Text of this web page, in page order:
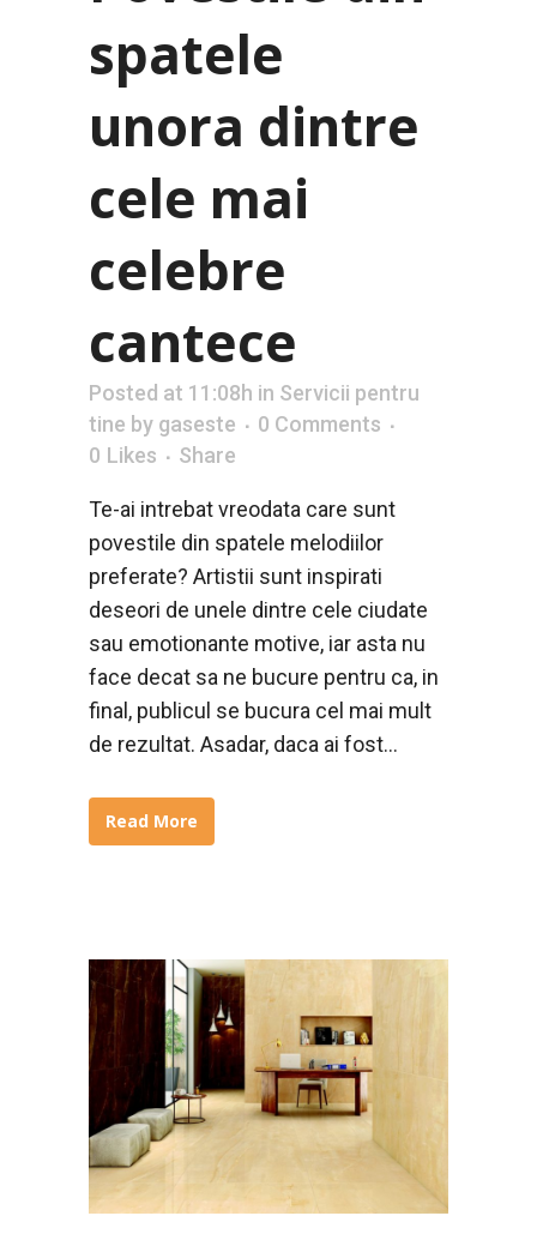
spatele
unora dintre
cele mai
celebre
cantece
Posted at 11:08h in Servicii pentru
tine by gaseste
0 Comments
0 Likes Share
Te-ai intrebat vreodata care sunt
povestile din spatele melodiilor
preferate? Artistii sunt inspirati
deseori de unele dintre cele ciudate
sau emotionante motive, iar asta nu
face decat sa ne bucure pentru ca, in
final, publicul se bucura cel mai mult
de rezultat. Asadar, daca ai fost...
Read More